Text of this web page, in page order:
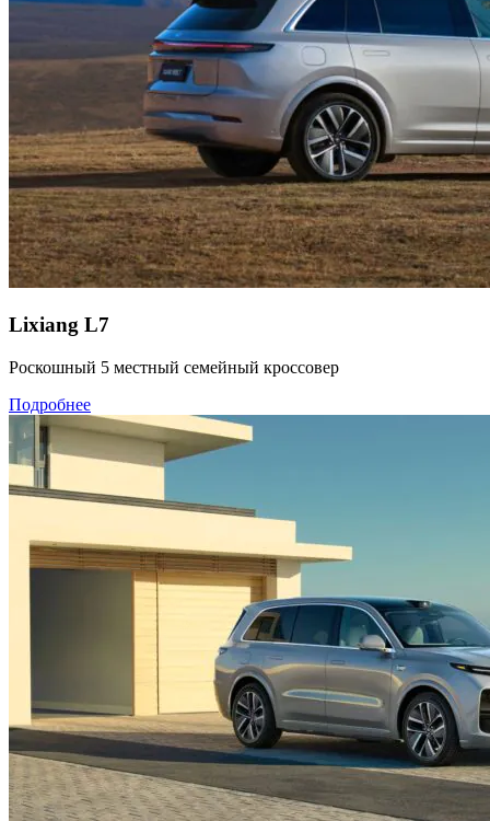
Lixiang L7
Роскошный 5 местный семейный кроссовер
Подробнее